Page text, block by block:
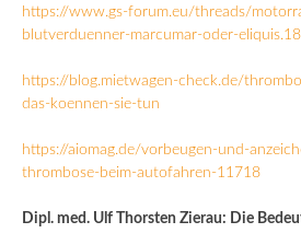
https://www.gs-forum.eu/threads/
blutverduenner-marcumar-oder-
https://blog.mietwagen-check.de/
das-koennen-sie-tun
https://aiomag.de/vorbeugen-und-
thrombose-beim-autofahren-11718
Dipl. med. Ulf Thorsten Zierau: Die